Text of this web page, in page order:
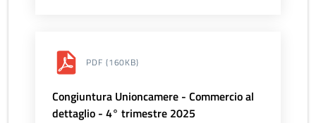
PDF (160KB)
Congiuntura Unioncamere - Commercio al
dettaglio - 4° trimestre 2025